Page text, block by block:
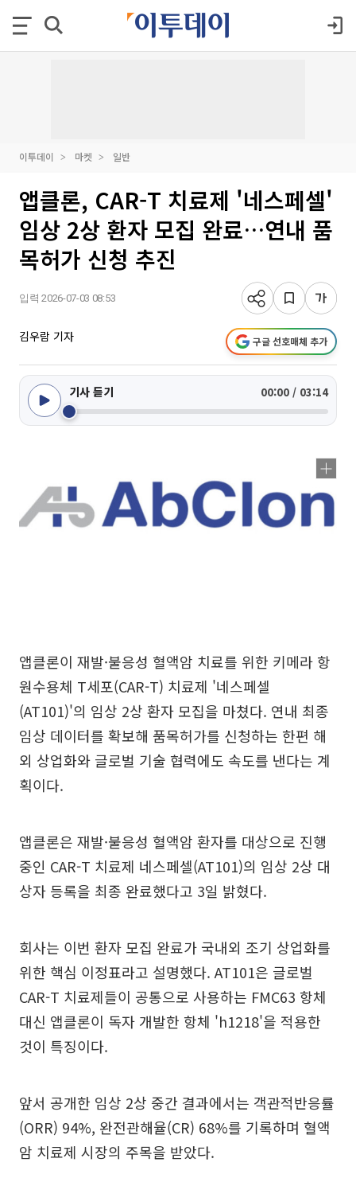
이투데이 마켓 일반
앱클론, CAR-T 치료제 '네스페셀'
임상 2상 환자 모집 완료…연내 품
목허가 신청 추진
입력 2026-07-03 08:53
김우람 기자 구글 선호매체 추가
기사 듣기 00:00 / 03:14
앱클론이 재발·불응성 혈액암 치료를 위한 키메라 항
원수용체 T세포(CAR-T) 치료제 '네스페셀
(AT101)'의 임상 2상 환자 모집을 마쳤다. 연내 최종
임상 데이터를 확보해 품목허가를 신청하는 한편 해
외 상업화와 글로벌 기술 협력에도 속도를 낸다는 계
획이다.
앱클론은 재발·불응성 혈액암 환자를 대상으로 진행
중인 CAR-T 치료제 네스페셀(AT101)의 임상 2상 대
상자 등록을 최종 완료했다고 3일 밝혔다.
회사는 이번 환자 모집 완료가 국내외 조기 상업화를
위한 핵심 이정표라고 설명했다. AT101은 글로벌
CAR-T 치료제들이 공통으로 사용하는 FMC63 항체
대신 앱클론이 독자 개발한 항체 'h1218'을 적용한
것이 특징이다.
앞서 공개한 임상 2상 중간 결과에서는 객관적반응률
(ORR) 94%, 완전관해율(CR) 68%를 기록하며 혈액
암 치료제 시장의 주목을 받았다.